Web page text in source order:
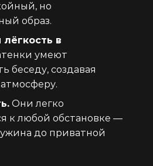
но
образ.
в
умеют
беседу, создавая
Они легко
к любой обстановке —
ужина до приватной